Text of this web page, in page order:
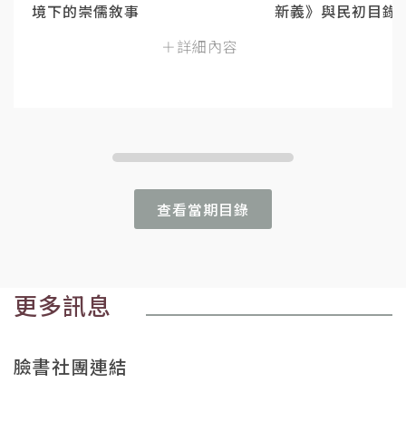
境下的崇儒敘事
＋詳細內容
新義》與民初目錄
查看當期目錄
更多訊息
臉書社團連結